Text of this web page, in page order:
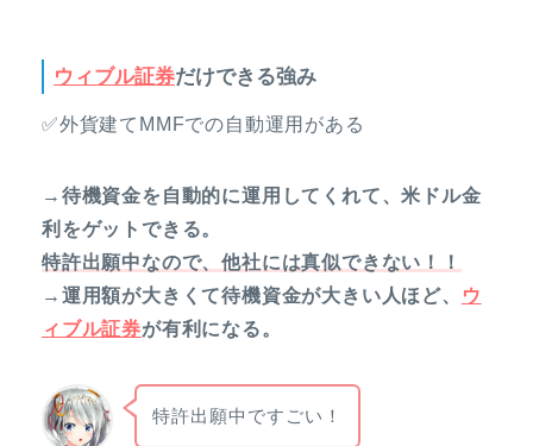
ウィブル証券だけできる強み
✅外貨建てMMFでの自動運用がある
→待機資金を自動的に運用してくれて、米ドル金
利をゲットできる。
特許出願中なので、他社には真似できない！！
→運用額が大きくて待機資金が大きい人ほど、
ウ
ィブル証券が有利になる。
特許出願中ですごい！